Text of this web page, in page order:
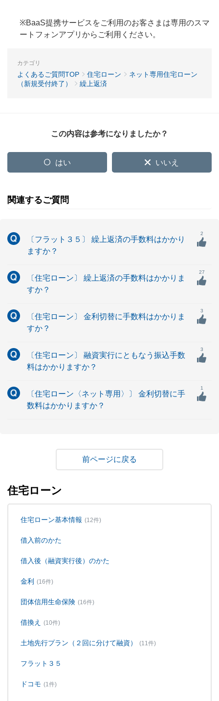
※BaaS提携サービスをご利用のお客さまは専用のスマ
ートフォンアプリからご利用ください。
カテゴリ
よくあるご質問TOP 住宅ローン
ネット専用住宅ローン
（新規受付終了）
繰上返済
この内容は参考になりましたか？
はい いいえ
関連するご質問
〔フラット３５〕 繰上返済の手数料はかかり
ますか？
2
〔住宅ローン〕 繰上返済の手数料はかかりま
すか？
27
〔住宅ローン〕 金利切替に手数料はかかりま
すか？
3
〔住宅ローン〕 融資実行にともなう振込手数
料はかかりますか？
3
〔住宅ローン〈ネット専用〉〕 金利切替に手
数料はかかりますか？
1
戻る
住宅ローン
住宅ローン基本情報 (12件)
借入前のかた
借入後（融資実行後）のかた
金利 (16件)
団体信用生命保険 (16件)
借換え (10件)
土地先行プラン（２回に分けて融資） (11件)
フラット３５
ドコモ (1件)